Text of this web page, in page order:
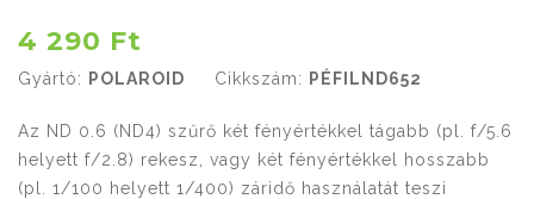
4 290 Ft
Gyártó: POLAROID Cikkszám: PÉFILND652
Az ND 0.6 (ND4) szűrő két fényértékkel tágabb (pl. f/5.6
helyett f/2.8) rekesz, vagy két fényértékkel hosszabb
(pl. 1/100 helyett 1/400) záridő használatát teszi